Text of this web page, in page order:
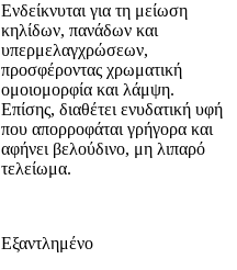
Ενδείκνυται για τη μείωση
κηλίδων, πανάδων και
υπερμελαγχρώσεων,
προσφέροντας χρωματική
ομοιομορφία και λάμψη.
Επίσης, διαθέτει ενυδατική υφή
που απορροφάται γρήγορα και
αφήνει βελούδινο, μη λιπαρό
τελείωμα.
Εξαντλημένο